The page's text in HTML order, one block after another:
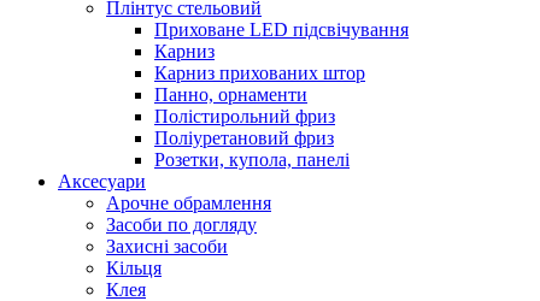
Плінтус стельовий
Приховане LED підсвічування
Карниз
Карниз прихованих штор
Панно, орнаменти
Полістирольний фриз
Поліуретановий фриз
Розетки, купола, панелі
Аксесуари
Арочне обрамлення
Засоби по догляду
Захисні засоби
Кільця
Клея